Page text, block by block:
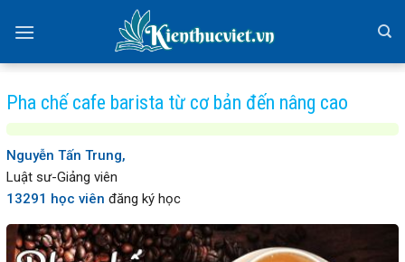
Pha chế cafe barista từ cơ bản đến nâng cao
Nguyễn Tấn Trung,
Luật sư-Giảng viên
13291 học viên đăng ký học